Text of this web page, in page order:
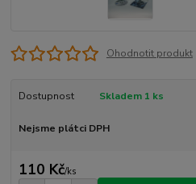
Ohodnotit produkt
Dostupnost Skladem 1 ks
Nejsme plátci DPH
110 Kč/ks